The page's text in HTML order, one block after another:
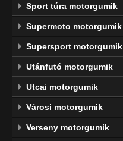
Sport túra motorgumik
Supermoto motorgumik
Supersport motorgumik
Utánfutó motorgumik
Utcai motorgumik
Városi motorgumik
Verseny motorgumik